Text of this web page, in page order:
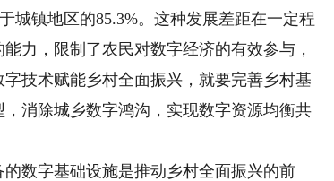
城镇地区的85.3%。这种发展差距在一定程
力，限制了农民对数字经济的有效参与，
技术赋能乡村全面振兴，就要完善乡村基
消除城乡数字鸿沟，实现数字资源均衡共
数字基础设施是推动乡村全面振兴的前